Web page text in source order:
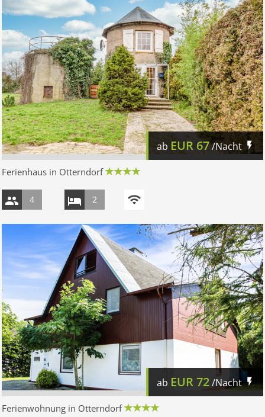
ab EUR 67/Nacht
Ferienhaus in Otterndorf
4 2
ab EUR72/Nacht
Ferienwohnung in Otterndorf